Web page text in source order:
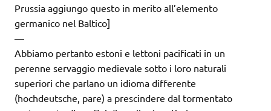
Prussia aggiungo questo in merito all’elemento
germanico nel Baltico]
—
Abbiamo pertanto estoni e lettoni pacificati in un
perenne servaggio medievale sotto i loro naturali
superiori che parlano un idioma differente
(hochdeutsche, pare) a prescindere dal tormentato